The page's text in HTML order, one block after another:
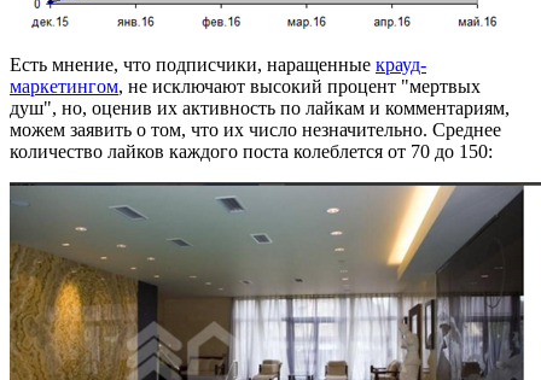
Есть мнение, что подписчики, наращенные крауд-
маркетингом, не исключают высокий процент "мертвых
душ", но, оценив их активность по лайкам и комментариям,
можем заявить о том, что их число незначительно. Среднее
количество лайков каждого поста колеблется от 70 до 150: